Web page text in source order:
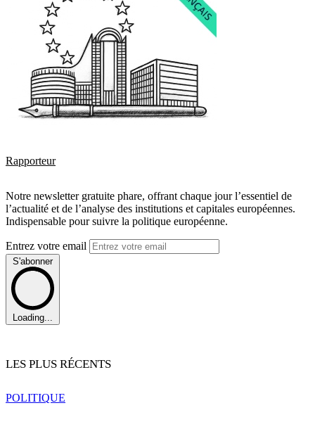
Rapporteur
Notre newsletter gratuite phare, offrant chaque jour l’essentiel de
l’actualité et de l’analyse des institutions et capitales européennes.
Indispensable pour suivre la politique européenne.
Entrez votre email
S'abonner
Loading...
LES PLUS RÉCENTS
POLITIQUE